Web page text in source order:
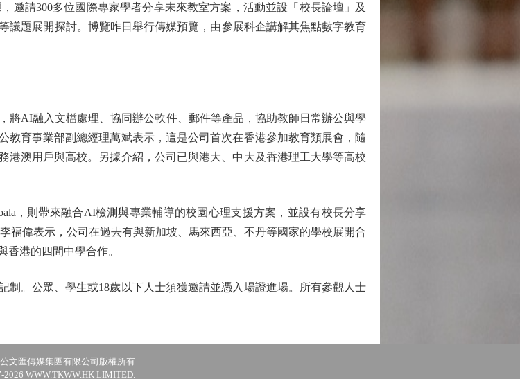
請300多位國際專家學者分享未來教室方案，活動並設「校長論壇」及
議題展開探討。博覽昨日舉行傳媒預覽，由參展科企講解其焦點數字教育
AI融入文檔處理、協同辦公軟件、郵件等產品，協助教師日常辦公與學
教育事業部副總經理萬斌表示，這是公司首次在香港參加教育類展會，隨
港澳用戶與高校。另據介紹，公司已與港大、中大及香港理工大學等高校
，則帶來融合AI檢測與專業輔導的校園心理支援方案，並設有校長分享
福偉表示，公司在過去有與新加坡、馬來西亞、不丹等國家的學校展開合
港的四間中學合作。
。公眾、學生或18歲以下人士須獲邀請並憑入場證進場。所有參觀人士
文匯傳媒集團有限公司版權所有
2026 WWW.TKWW.HK LIMITED.